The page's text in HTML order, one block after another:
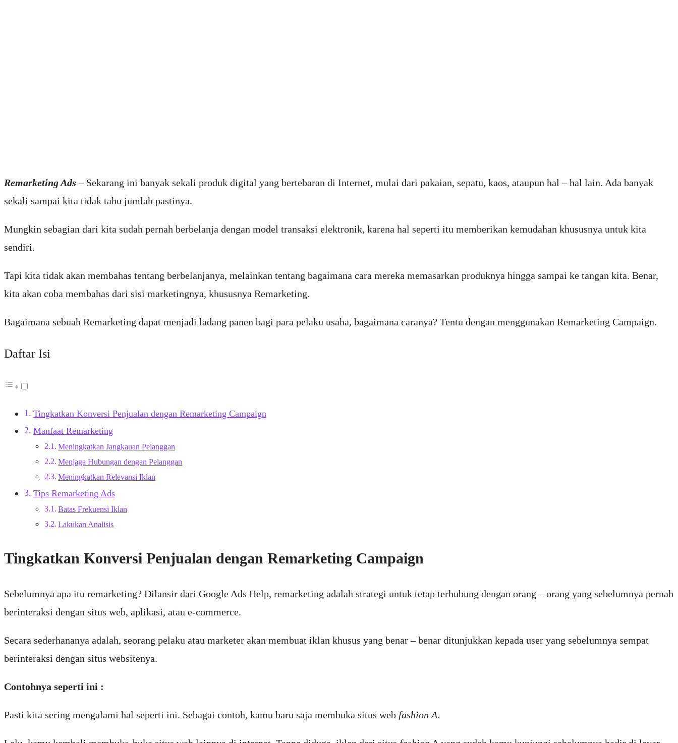
Remarketing Ads – Sekarang ini banyak sekali produk digital yang bertebaran di Internet, mulai dari pakaian, sepatu, kaos, ataupun hal – hal lain. Ada banyak
sekali sampai kita tidak tahu jumlah pastinya.
Mungkin sebagian dari kita sudah pernah berbelanja dengan model transaksi elektronik, karena hal seperti itu memberikan kemudahan khususnya untuk kita
sendiri.
Tapi kita tidak akan membahas tentang berbelanjanya, melainkan tentang bagaimana cara mereka memasarkan produknya hingga sampai ke tangan kita. Benar,
kita akan coba membahas dari sisi marketingnya, khususnya Remarketing.
Bagaimana sebuah Remarketing dapat menjadi ladang panen bagi para pelaku usaha, bagaimana caranya? Tentu dengan menggunakan Remarketing Campaign.
Daftar Isi
Tingkatkan Konversi Penjualan dengan Remarketing Campaign
Manfaat Remarketing
Meningkatkan Jangkauan Pelanggan
Menjaga Hubungan dengan Pelanggan
Meningkatkan Relevansi Iklan
Tips Remarketing Ads
Batas Frekuensi Iklan
Lakukan Analisis
Tingkatkan Konversi Penjualan dengan Remarketing Campaign
Sebelumnya apa itu remarketing? Dilansir dari Google Ads Help, remarketing adalah strategi untuk tetap terhubung dengan orang – orang yang sebelumnya pernah
berinteraksi dengan situs web, aplikasi, atau e-commerce.
Secara sederhananya adalah, seorang pelaku atau marketer akan membuat iklan khusus yang benar – benar ditunjukkan kepada user yang sebelumnya sempat
berinteraksi dengan situs websitenya.
Contohnya seperti ini :
Pasti kita sering mengalami hal seperti ini. Sebagai contoh, kamu baru saja membuka situs web fashion A.